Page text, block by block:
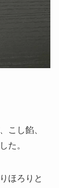
こし餡、
た。
ほろりと